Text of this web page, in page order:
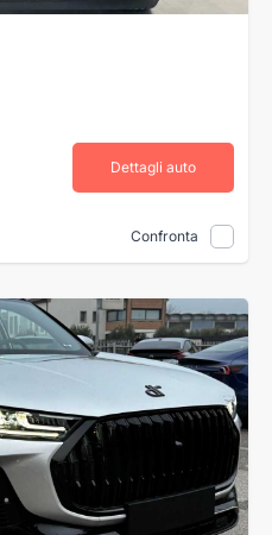
Dettagli auto
Confronta